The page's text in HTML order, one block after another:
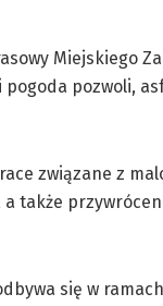
Miejskiego
pozwoli,
związane z
także
się w